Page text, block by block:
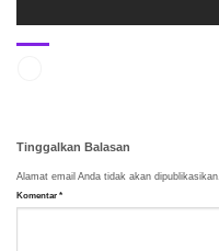
Tinggalkan Balasan
Alamat email Anda tidak akan dipublikasikan.
Komentar *